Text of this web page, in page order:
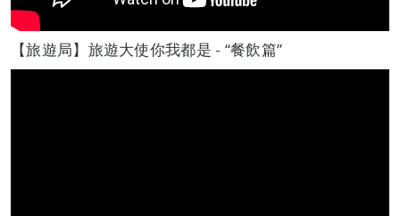
【旅遊局】旅遊大使你我都是 - “餐飲篇”